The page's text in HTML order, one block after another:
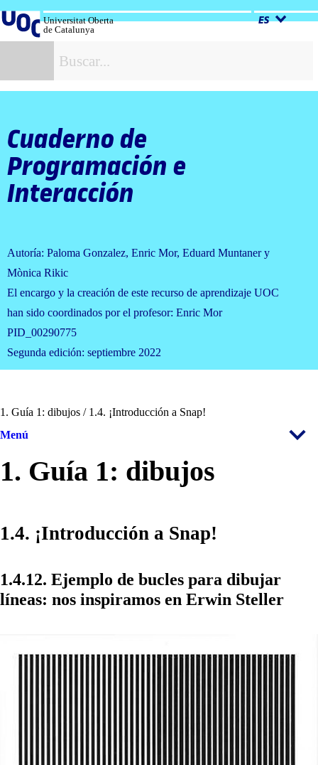
al
contenido
Universitat Oberta
de Catalunya
ES
Cuaderno de
Programación e
Interacción
Autoría: Paloma Gonzalez, Enric Mor, Eduard Muntaner y
Mònica Rikic
El encargo y la creación de este recurso de aprendizaje UOC
han sido coordinados por el profesor: Enric Mor
PID_00290775
Segunda edición: septiembre 2022
1. Guía 1: dibujos / 1.4. ¡Introducción a Snap!
Menú
1. Guía 1: dibujos
1.4. ¡Introducción a Snap!
1.4.12. Ejemplo de bucles para dibujar
líneas: nos inspiramos en Erwin Steller